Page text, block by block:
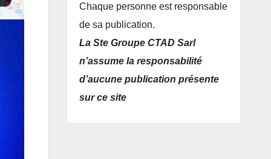
Chaque personne est responsable
de sa publication.
La Ste Groupe CTAD Sarl
n’assume la responsabilité
d’aucune publication présente
sur ce site